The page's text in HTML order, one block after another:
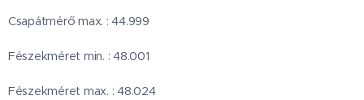
Csapátmérő max. : 44.999
Fészekméret min. : 48.001
Fészekméret max. : 48.024